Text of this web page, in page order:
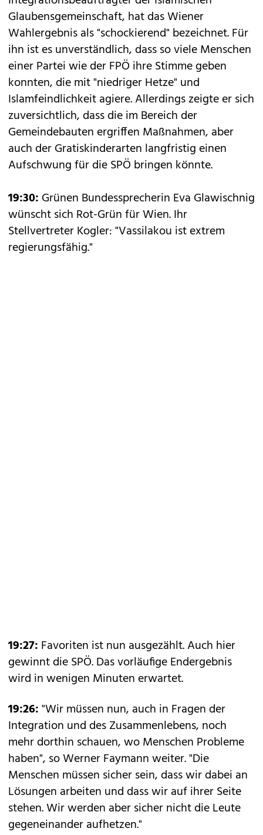
Glaubensgemeinschaft, hat das Wiener
Wahlergebnis als "schockierend" bezeichnet. Für
ihn ist es unverständlich, dass so viele Menschen
einer Partei wie der FPÖ ihre Stimme geben
konnten, die mit "niedriger Hetze" und
Islamfeindlichkeit agiere. Allerdings zeigte er sich
zuversichtlich, dass die im Bereich der
Gemeindebauten ergriffen Maßnahmen, aber
auch der Gratiskinderarten langfristig einen
Aufschwung für die SPÖ bringen könnte.
19:30: Grünen Bundessprecherin Eva Glawischnig
wünscht sich Rot-Grün für Wien. Ihr
Stellvertreter Kogler: "Vassilakou ist extrem
regierungsfähig."
19:27: Favoriten ist nun ausgezählt. Auch hier
gewinnt die SPÖ. Das vorläufige Endergebnis
wird in wenigen Minuten erwartet.
19:26:"Wir müssen nun, auch in Fragen der
Integration und des Zusammenlebens, noch
mehr dorthin schauen, wo Menschen Probleme
haben", so Werner Faymann weiter. "Die
Menschen müssen sicher sein, dass wir dabei an
Lösungen arbeiten und dass wir auf ihrer Seite
stehen. Wir werden aber sicher nicht die Leute
gegeneinander aufhetzen."